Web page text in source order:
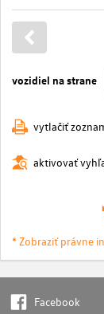
vozidiel na strane
vytlačiť
aktivovať
* Zobraziť právne
Facebook